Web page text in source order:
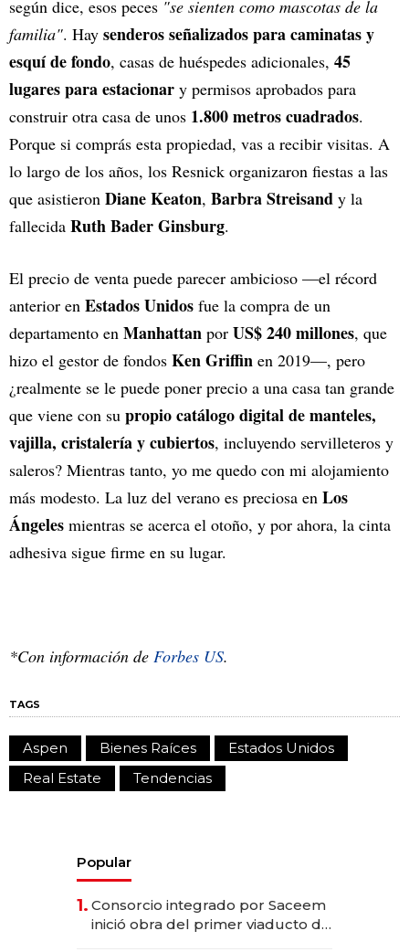
según dice, esos peces "se sienten como mascotas de la
familia". Hay senderos señalizados para caminatas y
esquí de fondo, casas de huéspedes adicionales, 45
lugares para estacionar y permisos aprobados para
construir otra casa de unos 1.800 metros cuadrados.
Porque si comprás esta propiedad, vas a recibir visitas. A
lo largo de los años, los Resnick organizaron fiestas a las
que asistieron Diane Keaton, Barbra Streisand y la
fallecida Ruth Bader Ginsburg.
El precio de venta puede parecer ambicioso —el récord
anterior en Estados Unidos fue la compra de un
departamento en Manhattan por US$ 240 millones, que
hizo el gestor de fondos Ken Griffin en 2019—, pero
¿realmente se le puede poner precio a una casa tan grande
que viene con su propio catálogo digital de manteles,
vajilla, cristalería y cubiertos, incluyendo servilleteros y
saleros? Mientras tanto, yo me quedo con mi alojamiento
más modesto. La luz del verano es preciosa en Los
Ángeles mientras se acerca el otoño, y por ahora, la cinta
adhesiva sigue firme en su lugar.
*Con información de Forbes US.
TAGS
Aspen Bienes Raíces
Estados Unidos
Real Estate
Tendencias
Popular
1. Consorcio integrado por Saceem
inició obra del primer viaducto de